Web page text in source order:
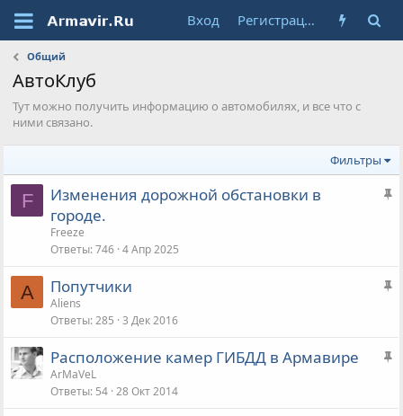
Вход Регистрация
Общий
АвтоКлуб
Тут можно получить информацию о автомобилях, и все что с
ними связано.
Фильтры
F
З
п
а
Изменения дорожной обстановки в
городе.
Freeze
Ответы 746 4 Апр 2025
A
З
е
Попутчики
Aliens
Ответы 285 3 Дек 2016
З
Расположение камер ГИБДД в Армавире
ArMaVeL
Ответы 54 28 Окт 2014